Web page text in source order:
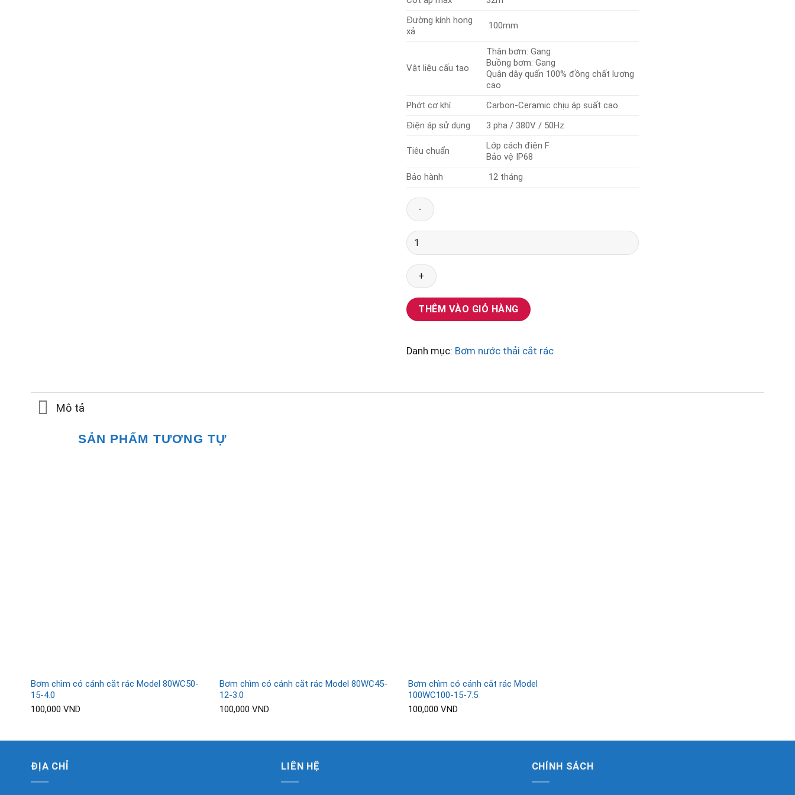
Đường kính họng
xả
100mm
Vật liệu cấu tạo
Thân bơm: Gang
Buồng bơm: Gang
Quận dây quấn 100% đồng chất lượng
cao
Phớt cơ khí
Carbon-Ceramic chịu áp suất cao
Điện áp sử dụng
3 pha / 380V / 50Hz
Tiêu chuẩn
Lớp cách điện F
Bảo vệ IP68
Bảo hành
12 tháng
Bơm
chìm
có
cánh
cắt
rác
Model
15-
THÊM VÀO GIỎ HÀNG
Danh mục: Bơm nước thải cắt rác
Mô tả
SẢN PHẨM TƯƠNG TỰ
Bơm chìm có cánh cắt rác Model 80WC50-
15-4.0
100,000 VND
Bơm chìm có cánh cắt rác Model 80WC45-
12-3.0
100,000 VND
Bơm chìm có cánh cắt rác Model
100WC100-15-7.5
100,000 VND
ĐỊA CHỈ LIÊN HỆ CHÍNH SÁCH